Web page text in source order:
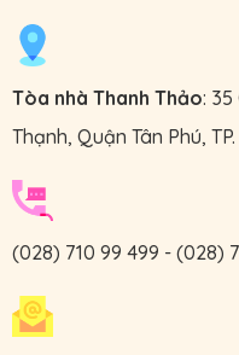
Tòa nhà Thanh Thảo: 35
Thạnh, Quận Tân Phú, TP.
(028) 710 99 499 - (028)